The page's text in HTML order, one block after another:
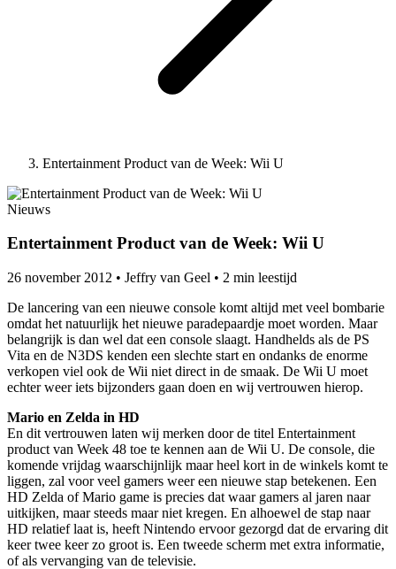
Entertainment Product van de Week: Wii U
Nieuws
Entertainment Product van de Week: Wii U
26 november 2012 • Jeffry van Geel • 2 min leestijd
De lancering van een nieuwe console komt altijd met veel bombarie
omdat het natuurlijk het nieuwe paradepaardje moet worden. Maar
belangrijk is dan wel dat een console slaagt. Handhelds als de PS
Vita en de N3DS kenden een slechte start en ondanks de enorme
verkopen viel ook de Wii niet direct in de smaak. De Wii U moet
echter weer iets bijzonders gaan doen en wij vertrouwen hierop.
Mario en Zelda in HD
En dit vertrouwen laten wij merken door de titel Entertainment
product van Week 48 toe te kennen aan de Wii U. De console, die
komende vrijdag waarschijnlijk maar heel kort in de winkels komt te
liggen, zal voor veel gamers weer een nieuwe stap betekenen. Een
HD Zelda of Mario game is precies dat waar gamers al jaren naar
uitkijken, maar steeds maar niet kregen. En alhoewel de stap naar
HD relatief laat is, heeft Nintendo ervoor gezorgd dat de ervaring dit
keer twee keer zo groot is. Een tweede scherm met extra informatie,
of als vervanging van de televisie.